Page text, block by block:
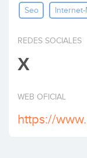
Invertir
Seo
REDES SOCIALES
X
WEB OFICIAL
https://